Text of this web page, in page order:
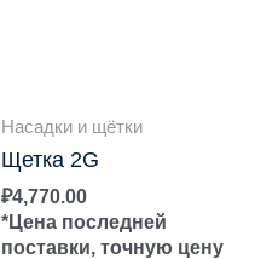
Насадки и щётки
Щетка 2G
₽4,770.00
*Цена последней
поставки, точную цену